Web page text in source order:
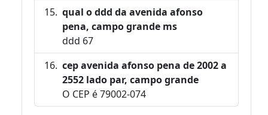
qual o ddd da avenida afonso
pena, campo grande ms
ddd 67
cep avenida afonso pena de 2002 a
2552 lado par, campo grande
O CEP é 79002-074